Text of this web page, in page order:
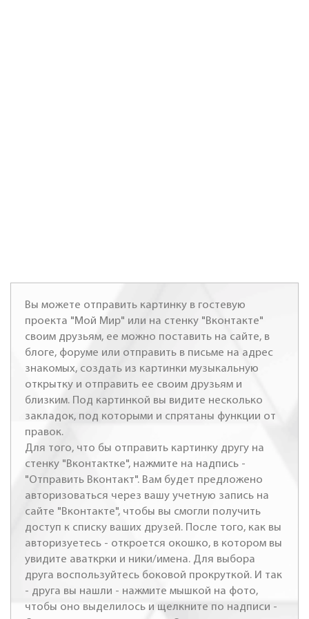
Вы можете отправить картинку в гостевую
проекта "Мой Мир" или на стенку "Вконтакте"
своим друзьям, ее можно поставить на сайте, в
блоге, форуме или отправить в письме на адрес
знакомых, создать из картинки музыкальную
открытку и отправить ее своим друзьям и
близким. Под картинкой вы видите несколько
закладок, под которыми и спрятаны функции от
правок.
Для того, что бы отправить картинку другу на
стенку "Вконтактке", нажмите на надпись -
"Отправить Вконтакт". Вам будет предложено
авторизоваться через вашу учетную запись на
сайте "Вконтакте", чтобы вы смогли получить
доступ к списку ваших друзей. После того, как вы
авторизуетесь - откроется окошко, в котором вы
увидите аваткрки и ники/имена. Для выбора
друга воспользуйтесь боковой прокруткой. И так
- друга вы нашли - нажмите мышкой на фото,
чтобы оно выделилось и щелкните по надписи -